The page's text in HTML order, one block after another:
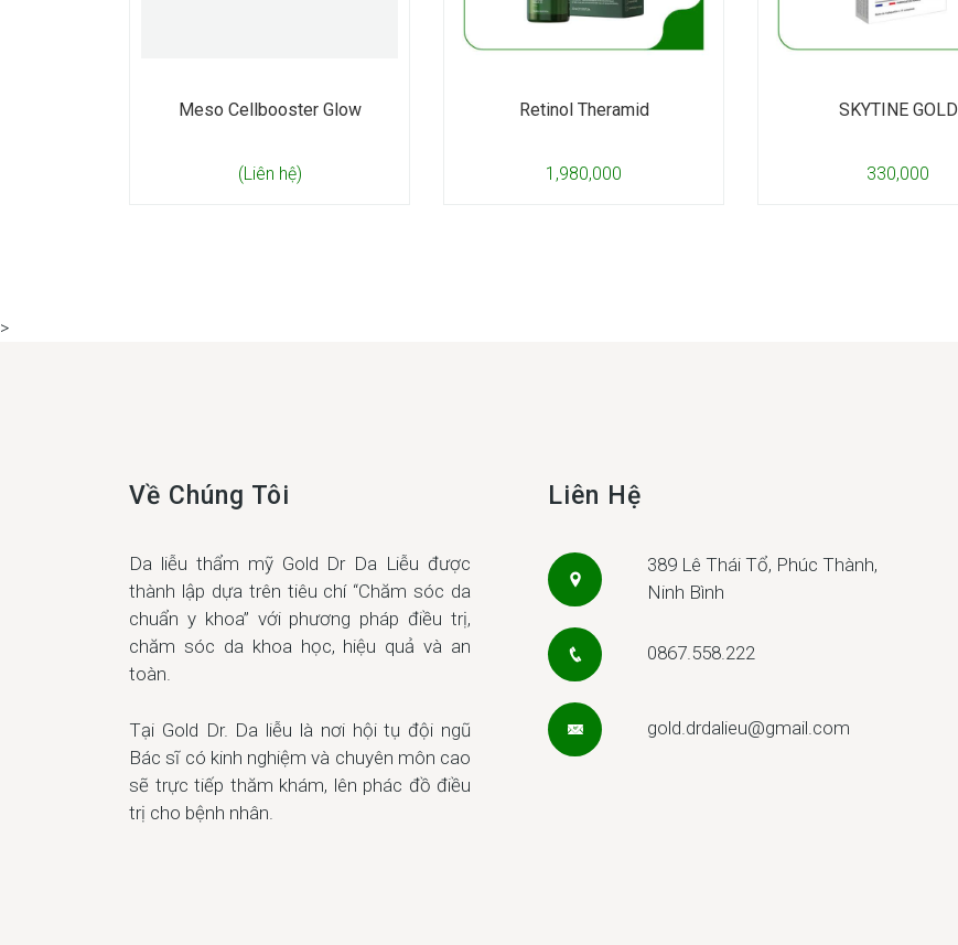
Meso Cellbooster Glow
(Liên hệ)
Retinol Theramid
1,980,000
SKYTINE GOLD
330,000
>
Về Chúng Tôi
Da liễu thẩm mỹ Gold Dr Da Liễu được
thành lập dựa trên tiêu chí “Chăm sóc da
chuẩn y khoa” với phương pháp điều trị,
chăm sóc da khoa học, hiệu quả và an
toàn.
Tại Gold Dr. Da liễu là nơi hội tụ đội ngũ
Bác sĩ có kinh nghiệm và chuyên môn cao
sẽ trực tiếp thăm khám, lên phác đồ điều
trị cho bệnh nhân.
Liên Hệ
389 Lê Thái Tổ, Phúc Thành,
Ninh Bình
0867.558.222
gold.drdalieu@gmail.com